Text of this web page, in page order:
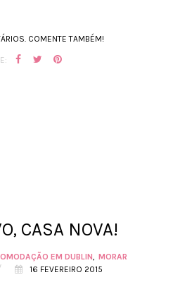
COMENTE TAMBÉM!
CASA NOVA!
EM DUBLIN
MORAR
16 FEVEREIRO 2015